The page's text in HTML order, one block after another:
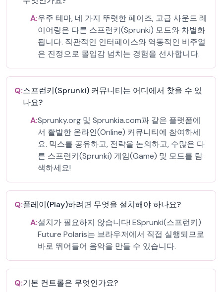
A:우주 테마, 네 가지 뚜렷한 페이즈, 고급 사운드 레
이어링은 다른 스프런키(Sprunki) 모드와 차별화
됩니다. 직관적인 인터페이스와 역동적인 비주얼
은 진정으로 몰입감 넘치는 경험을 선사합니다.
Q:스프런키(Sprunki) 커뮤니티는 어디에서 찾을 수 있
나요?
A:Sprunky.org 및 Sprunkia.com과 같은 플랫폼에
서 활발한 온라인(Online) 커뮤니티에 참여하세
요. 믹스를 공유하고, 전략을 논의하고, 수많은 다
른 스프런키(Sprunki) 게임(Game) 및 모드를 탐
색하세요!
Q:플레이(Play)하려면 무엇을 설치해야 하나요?
A:설치가 필요하지 않습니다! ESprunki(스프런키)
Future Polaris는 브라우저에서 직접 실행되므로
바로 뛰어들어 음악을 만들 수 있습니다.
Q:기본 컨트롤은 무엇인가요?